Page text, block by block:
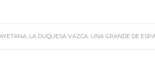
LA DUQUESA VAZCA. UNA GRANDE DE